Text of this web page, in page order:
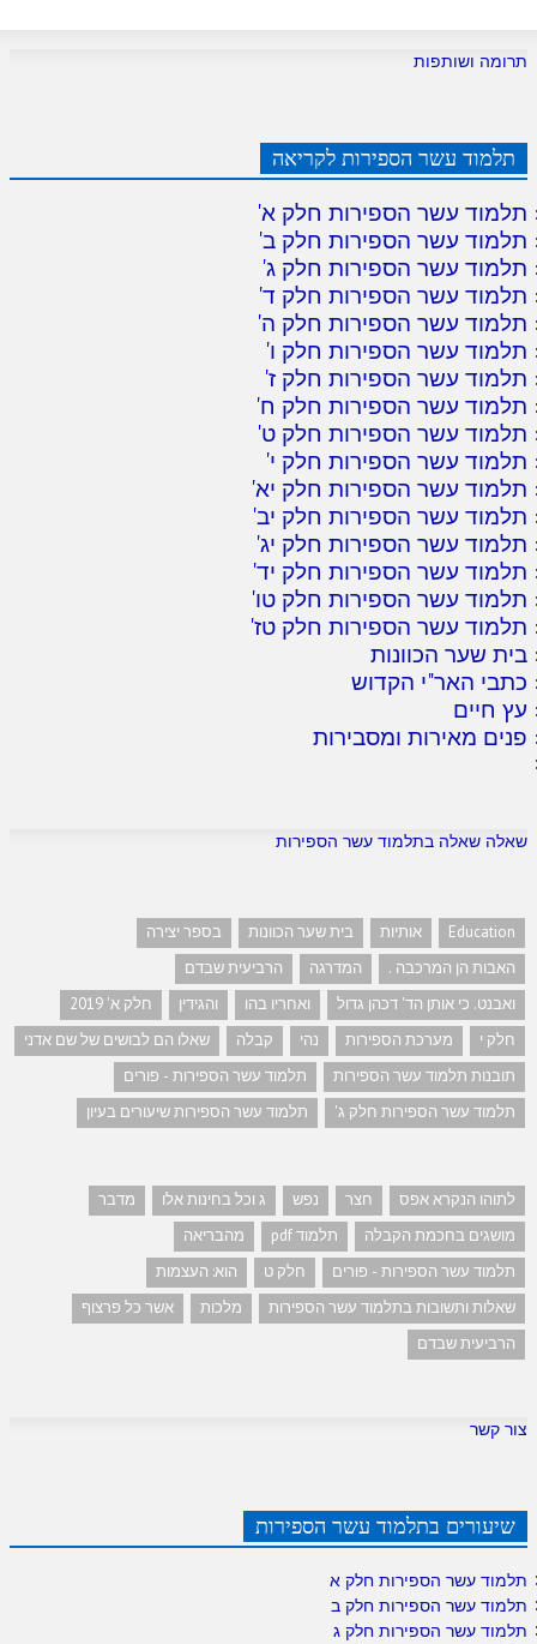
תרומה ושותפות
תלמוד עשר הספירות לקריאה
תלמוד עשר הספירות חלק א'
תלמוד עשר הספירות חלק ב'
תלמוד עשר הספירות חלק ג'
תלמוד עשר הספירות חלק ד'
תלמוד עשר הספירות חלק ה'
תלמוד עשר הספירות חלק ו'
תלמוד עשר הספירות חלק ז'
תלמוד עשר הספירות חלק ח'
תלמוד עשר הספירות חלק ט'
תלמוד עשר הספירות חלק י'
תלמוד עשר הספירות חלק יא'
תלמוד עשר הספירות חלק יב'
תלמוד עשר הספירות חלק יג'
תלמוד עשר הספירות חלק יד'
תלמוד עשר הספירות חלק טו'
תלמוד עשר הספירות חלק טז'
בית שער הכוונות
כתבי האר"י הקדוש
עץ חיים
פנים מאירות ומסבירות
שאלה שאלה בתלמוד עשר הספירות
Education אותיות בית שער הכוונות
בספר יצירה
האבות הן המרכבה .
המדרגה
הרביעית שבדם
ואבנט. כי אותן הד' דכהן גדול
ואחריו בהו והגידין
חלק א' 2019
חלק י
מערכת הספירות נהי קבלה
שאלו הם לבושים של שם אדני
תובנות תלמוד עשר הספירות
תלמוד עשר הספירות - פורים
תלמוד עשר הספירות חלק ג'
תלמוד עשר הספירות שיעורים בעיון
לתוהו הנקרא אפס חצר נפש ג וכל בחינות אלו
מדבר
מושגים בחכמת הקבלה
תלמוד pdf
מהבריאה
תלמוד עשר הספירות - פורים
חלק ט
הוא: העצמות
שאלות ותשובות בתלמוד עשר הספירות
מלכות
אשר כל פרצוף
הרביעית שבדם
צור קשר
שיעורים בתלמוד עשר הספירות
תלמוד עשר הספירות חלק א
תלמוד עשר הספירות חלק ב
תלמוד עשר הספירות חלק ג